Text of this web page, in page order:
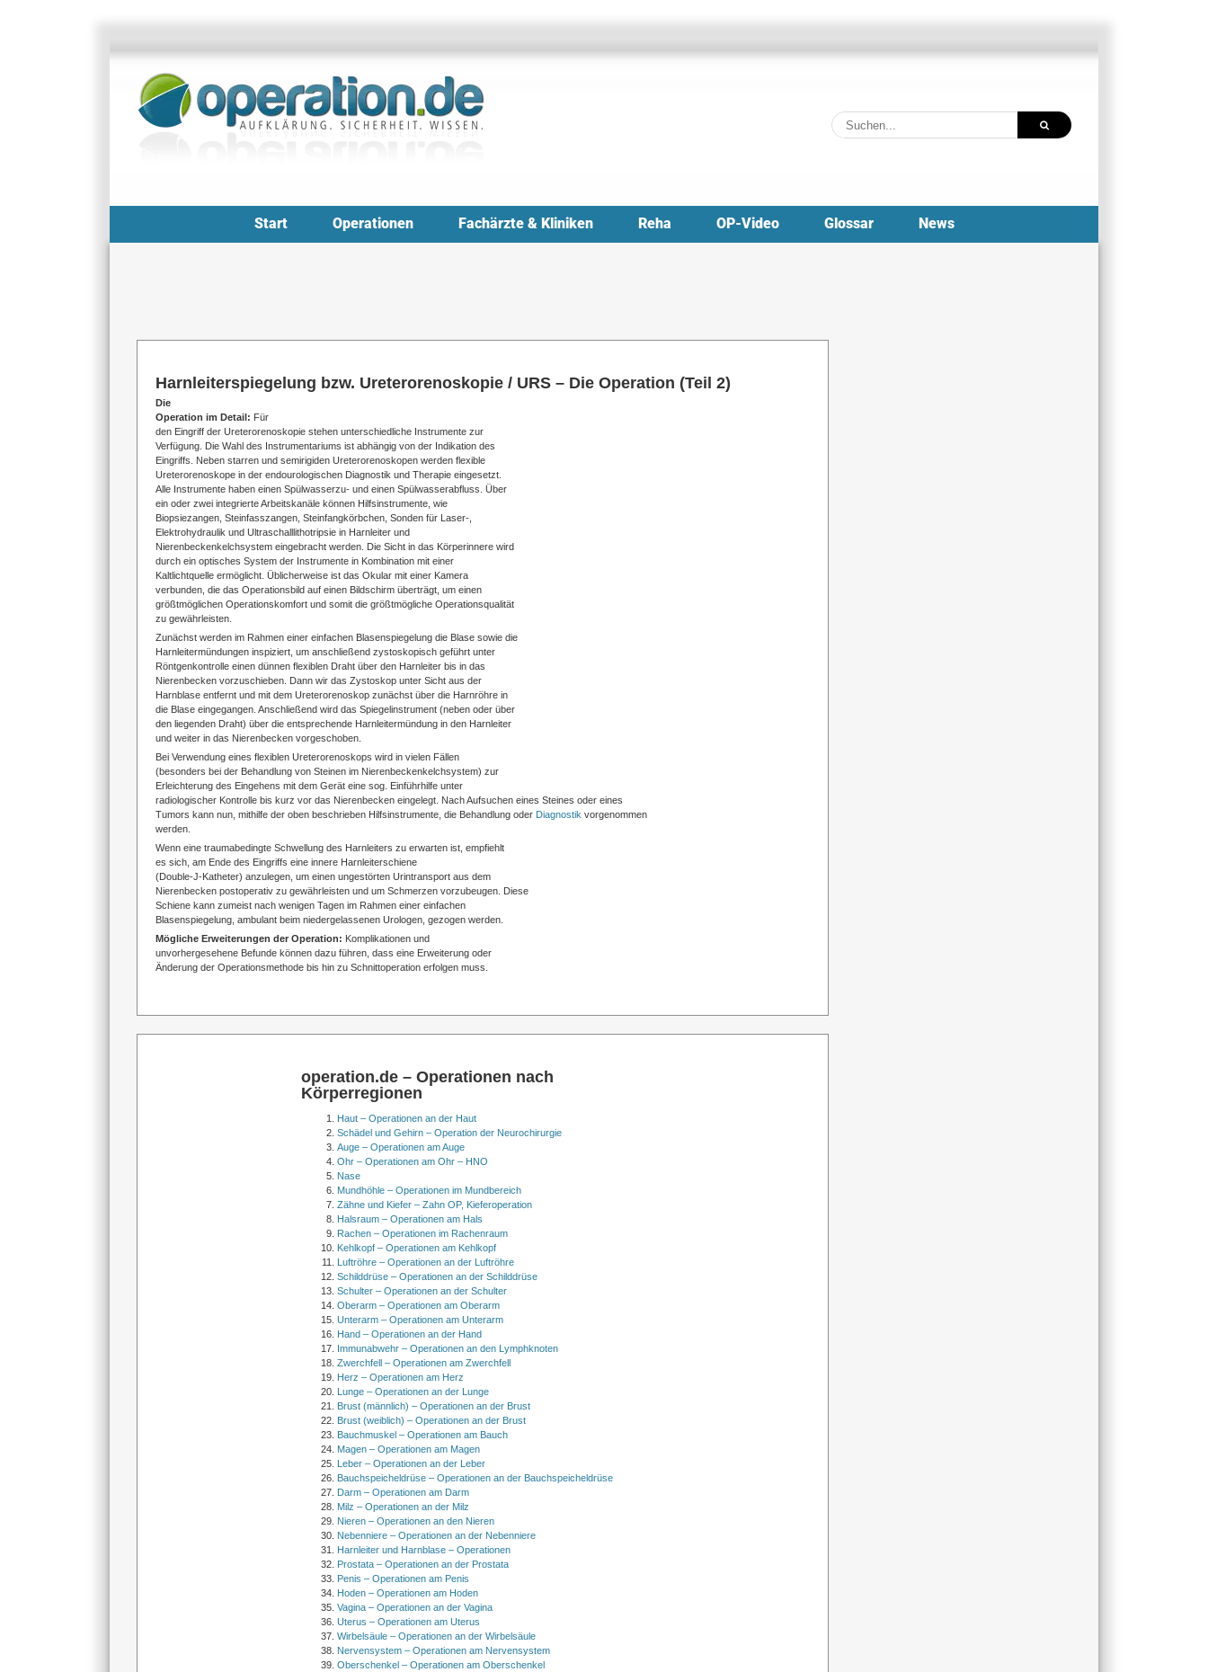
Suche
nach:
Start Operationen Fachärzte & Kliniken Reha OP-Video Glossar News
Harnleiterspiegelung bzw. Ureterorenoskopie / URS – Die Operation (Teil 2)
Die
Operation im Detail: Für
den Eingriff der Ureterorenoskopie stehen unterschiedliche Instrumente zur
Verfügung. Die Wahl des Instrumentariums ist abhängig von der Indikation des
Eingriffs. Neben starren und semirigiden Ureterorenoskopen werden flexible
Ureterorenoskope in der endourologischen Diagnostik und Therapie eingesetzt.
Alle Instrumente haben einen Spülwasserzu- und einen Spülwasserabfluss. Über
ein oder zwei integrierte Arbeitskanäle können Hilfsinstrumente, wie
Biopsiezangen, Steinfasszangen, Steinfangkörbchen, Sonden für Laser-,
Elektrohydraulik und Ultraschalllithotripsie in Harnleiter und
Nierenbeckenkelchsystem eingebracht werden. Die Sicht in das Körperinnere wird
durch ein optisches System der Instrumente in Kombination mit einer
Kaltlichtquelle ermöglicht. Üblicherweise ist das Okular mit einer Kamera
verbunden, die das Operationsbild auf einen Bildschirm überträgt, um einen
größtmöglichen Operationskomfort und somit die größtmögliche Operationsqualität
zu gewährleisten.
Zunächst werden im Rahmen einer einfachen Blasenspiegelung die Blase sowie die
Harnleitermündungen inspiziert, um anschließend zystoskopisch geführt unter
Röntgenkontrolle einen dünnen flexiblen Draht über den Harnleiter bis in das
Nierenbecken vorzuschieben. Dann wir das Zystoskop unter Sicht aus der
Harnblase entfernt und mit dem Ureterorenoskop zunächst über die Harnröhre in
die Blase eingegangen. Anschließend wird das Spiegelinstrument (neben oder über
den liegenden Draht) über die entsprechende Harnleitermündung in den Harnleiter
und weiter in das Nierenbecken vorgeschoben.
Bei Verwendung eines flexiblen Ureterorenoskops wird in vielen Fällen
(besonders bei der Behandlung von Steinen im Nierenbeckenkelchsystem) zur
Erleichterung des Eingehens mit dem Gerät eine sog. Einführhilfe unter
radiologischer Kontrolle bis kurz vor das Nierenbecken eingelegt. Nach Aufsuchen eines Steines oder eines
Tumors kann nun, mithilfe der oben beschrieben Hilfsinstrumente, die Behandlung oder Diagnostik vorgenommen
werden.
Wenn eine traumabedingte Schwellung des Harnleiters zu erwarten ist, empfiehlt
es sich, am Ende des Eingriffs eine innere Harnleiterschiene
(Double-J-Katheter) anzulegen, um einen ungestörten Urintransport aus dem
Nierenbecken postoperativ zu gewährleisten und um Schmerzen vorzubeugen. Diese
Schiene kann zumeist nach wenigen Tagen im Rahmen einer einfachen
Blasenspiegelung, ambulant beim niedergelassenen Urologen, gezogen werden.
Mögliche Erweiterungen der Operation: Komplikationen und
unvorhergesehene Befunde können dazu führen, dass eine Erweiterung oder
Änderung der Operationsmethode bis hin zu Schnittoperation erfolgen muss.
operation.de – Operationen nach
Körperregionen
Haut – Operationen an der Haut
Schädel und Gehirn – Operation der Neurochirurgie
Auge – Operationen am Auge
Ohr – Operationen am Ohr – HNO
Nase
Mundhöhle – Operationen im Mundbereich
Zähne und Kiefer – Zahn OP, Kieferoperation
Halsraum – Operationen am Hals
Rachen – Operationen im Rachenraum
Kehlkopf – Operationen am Kehlkopf
Luftröhre – Operationen an der Luftröhre
Schilddrüse – Operationen an der Schilddrüse
Schulter – Operationen an der Schulter
Oberarm – Operationen am Oberarm
Unterarm – Operationen am Unterarm
Hand – Operationen an der Hand
Immunabwehr – Operationen an den Lymphknoten
Zwerchfell – Operationen am Zwerchfell
Herz – Operationen am Herz
Lunge – Operationen an der Lunge
Brust (männlich) – Operationen an der Brust
Brust (weiblich) – Operationen an der Brust
Bauchmuskel – Operationen am Bauch
Magen – Operationen am Magen
Leber – Operationen an der Leber
Bauchspeicheldrüse – Operationen an der Bauchspeicheldrüse
Darm – Operationen am Darm
Milz – Operationen an der Milz
Nieren – Operationen an den Nieren
Nebenniere – Operationen an der Nebenniere
Harnleiter und Harnblase – Operationen
Prostata – Operationen an der Prostata
Penis – Operationen am Penis
Hoden – Operationen am Hoden
Vagina – Operationen an der Vagina
Uterus – Operationen am Uterus
Wirbelsäule – Operationen an der Wirbelsäule
Nervensystem – Operationen am Nervensystem
Oberschenkel – Operationen am Oberschenkel